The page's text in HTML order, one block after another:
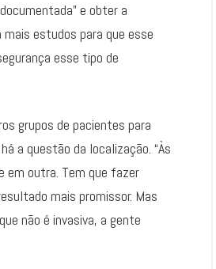
e obter a
mais estudos para que esse
esse tipo de
grupos de pacientes para
a questão da localização. “Às
em outra. Tem que fazer
mais promissor. Mas
não é invasiva, a gente